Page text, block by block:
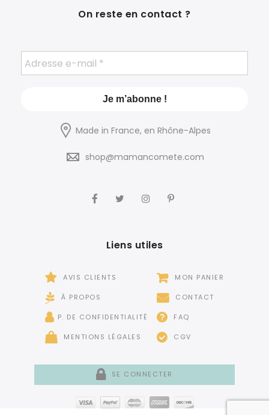
On reste en contact ?
Made in France, en Rhône-Alpes
shop@mamancomete.com
Liens utiles
AVIS CLIENTS
À PROPOS
P. DE CONFIDENTIALITÉ
MENTIONS LÉGALES
MON PANIER
CONTACT
FAQ
CGV
SE CONNECTER